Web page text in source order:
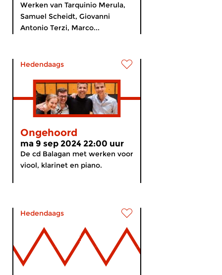
Werken van Tarquinio Merula,
Samuel Scheidt, Giovanni
Antonio Terzi, Marco...
Hedendaags
Ongehoord
ma 9 sep 2024 22:00 uur
De cd Balagan met werken voor
viool, klarinet en piano.
Hedendaags